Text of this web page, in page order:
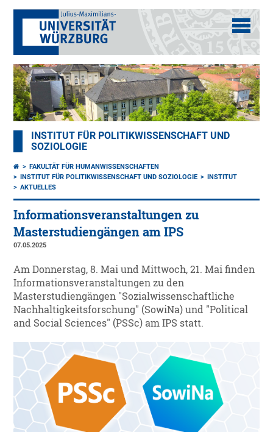
INSTITUT FÜR POLITIKWISSENSCHAFT UND
SOZIOLOGIE
FAKULTÄT FÜR HUMANWISSENSCHAFTEN
INSTITUT FÜR POLITIKWISSENSCHAFT UND SOZIOLOGIE
INSTITUT
AKTUELLES
Informationsveranstaltungen zu
Masterstudiengängen am IPS
07.05.2025
Am Donnerstag, 8. Mai und Mittwoch, 21. Mai finden
Informationsveranstaltungen zu den
Masterstudiengängen "Sozialwissenschaftliche
Nachhaltigkeitsforschung" (SowiNa) und "Political
and Social Sciences" (PSSc) am IPS statt.